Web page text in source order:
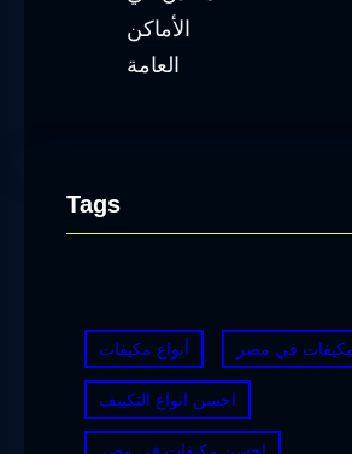
Tags
أنواع مكيفات في مصر
احسن انواع التكييف